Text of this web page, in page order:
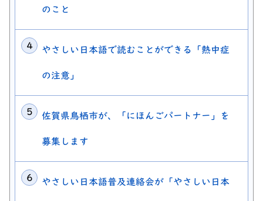
のこと
やさしい日本語で読むことができる「熱中症
の注意」
佐賀県鳥栖市が、「にほんごパートナー」を
募集します
やさしい日本語普及連絡会が「やさしい日本